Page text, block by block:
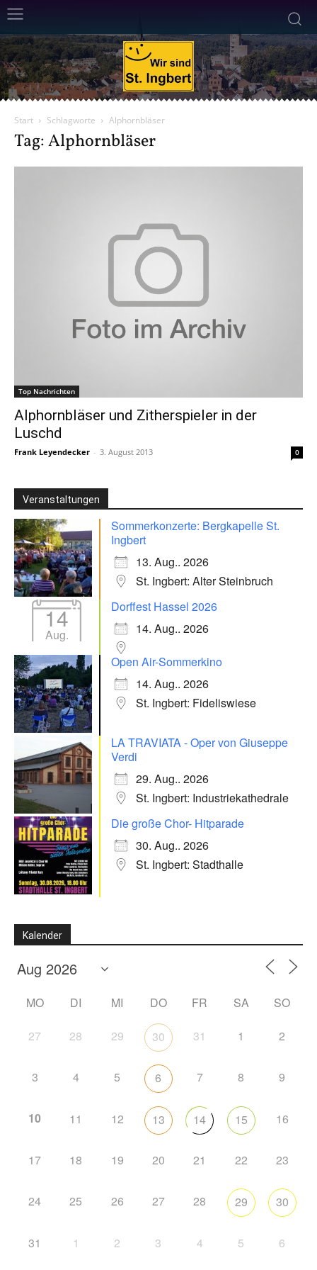
Start Schlagworte Alphornbläser
Tag: Alphornbläser
Top Nachrichten
Alphornbläser und Zitherspieler in der
Luschd
Frank Leyendecker - 3. August 2013 0
Veranstaltungen
Sommerkonzerte: Bergkapelle St.
Ingbert
13. Aug.. 2026
St. Ingbert: Alter Steinbruch
14
Aug.
Dorffest Hassel 2026
14. Aug.. 2026
Open Air-Sommerkino
14. Aug.. 2026
St. Ingbert: Fideliswiese
LA TRAVIATA - Oper von Giuseppe
Verdi
29. Aug.. 2026
St. Ingbert: Industriekathedrale
Die große Chor- Hitparade
30. Aug.. 2026
St. Ingbert: Stadthalle
Kalender
MO DI MI DO FR SA SO
27 28 29 30 31 1 2
3 4 5 6 7 8 9
10 11 12 13 14 15 16
17 18 19 20 21 22 23
24 25 26 27 28 29 30
31 1 2 3 4 5 6